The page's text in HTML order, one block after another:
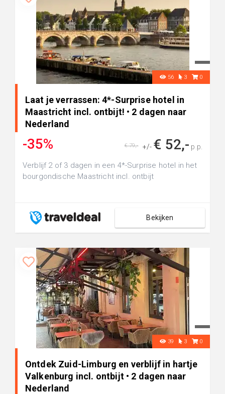
56 3 0
Laat je verrassen: 4*-Surprise hotel in
Maastricht incl. ontbijt! • 2 dagen naar
Nederland
-35% +/- € 52,- p.p.
€ 79,-
Verblijf 2 of 3 dagen in een 4*-Surprise hotel in het
bourgondische Maastricht incl. ontbijt
Bekijken
39 3 0
Ontdek Zuid-Limburg en verblijf in hartje
Valkenburg incl. ontbijt • 2 dagen naar
Nederland